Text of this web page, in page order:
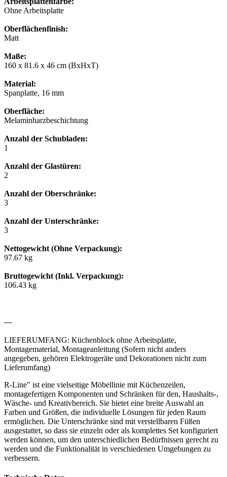
Ohne Arbeitsplatte
Oberflächenfinish:
Matt
Maße:
160 x 81.6 x 46 cm (BxHxT)
Material:
Spanplatte, 16 mm
Oberfläche:
Melaminharzbeschichtung
Anzahl der Schubladen:
1
Anzahl der Glastüren:
2
Anzahl der Oberschränke:
3
Anzahl der Unterschränke:
3
Nettogewicht (Ohne Verpackung):
97.67 kg
Bruttogewicht (Inkl. Verpackung):
106.43 kg
---
LIEFERUMFANG: Küchenblock ohne Arbeitsplatte,
Montagematerial, Montageanleitung (Sofern nicht anders
angegeben, gehören Elektrogeräte und Dekorationen nicht zum
Lieferumfang)
R-Line" ist eine vielseitige Möbellinie mit Küchenzeilen,
montagefertigen Komponenten und Schränken für den, Haushalts-,
Wäsche- und Kreativbereich. Sie bietet eine breite Auswahl an
Farben und Größen, die individuelle Lösungen für jeden Raum
ermöglichen. Die Unterschränke sind mit verstellbaren Füßen
ausgestattet, so dass sie einzeln oder als komplettes Set konfiguriert
werden können, um den unterschiedlichen Bedürfnissen gerecht zu
werden und die Funktionalität in verschiedenen Umgebungen zu
verbessern.